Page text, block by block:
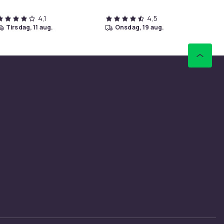
4,1
tirsdag, 11 aug.
4,5
onsdag, 19 aug.